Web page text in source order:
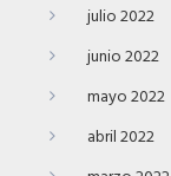
julio 2022
junio 2022
mayo 2022
abril 2022